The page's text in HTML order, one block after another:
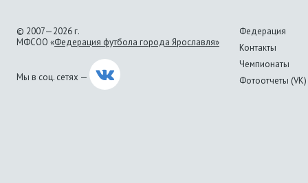
© 2007—2026 г.
МФСОО «Федерация футбола города Ярославля»
Мы в соц. сетях —
Федерация
Контакты
Чемпионаты
Фотоотчеты (VK)